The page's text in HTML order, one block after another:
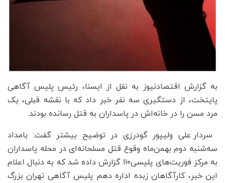
به گزارش اقتصادنیوز به نقل از ایسنا، رئیس پلیس آگاهی
پایتخت، از دستگیری سه نفر خبر داد که با نقشه قبلی، یک
مرد مسن را در خانه‌اش در پاسداران به قتل رسانده بودند.
سردار علی ولیپور گودرزی در توضیح بیشتر گفت: ‌بامداد
سه‌شنبه دوم بهمن‌ماه وقوع قتل مسلحانه‌ای در محله پاسداران
به مرکز فوریت‌های پلیسی۱۱۰ گزارش داده شد که به‌ دنبال اعلام
این خبر، کارآگاهان زبده اداره دهم پلیس آگاهی تهران بزرگ